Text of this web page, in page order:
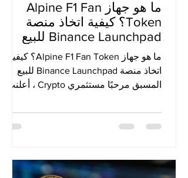
ما هو جهاز Alpine F1 Fan
Token؟ كيفية اتخاذ منصة
Binance Launchpad للبيع
المسبق
ما هو جهاز Alpine F1 Fan Token؟ كيفية
اتخاذ منصة Binance Launchpad للبيع
المسبق مرحبًا مستثمري Crypto ، أعلنت